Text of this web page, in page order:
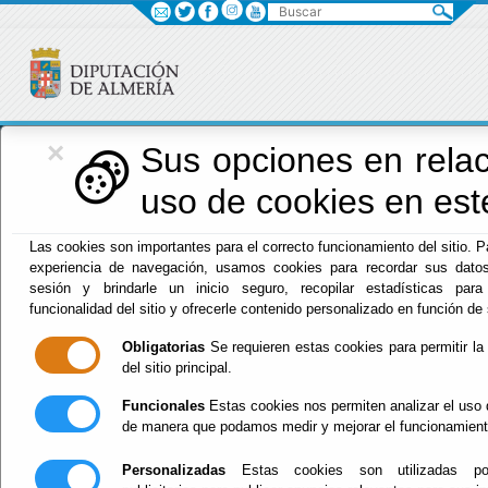
×
Sus opciones en
uso de cookies en
Las cookies son importantes para el correcto funcionamiento del sitio.
experiencia de navegación, usamos cookies para recordar sus
sesión y brindarle un inicio seguro, recopilar estadísticas
funcionalidad del sitio y ofrecerle contenido personalizado en función
Obligatorias Se requieren estas cookies para permitir la
del sitio principal.
Funcionales Estas cookies nos permiten analizar el uso
de manera que podamos medir y mejorar el
Personalizadas Estas cookies son utilizadas
Diputación
Inicio -Diputación - Resoluciones Contestación a
Solicitudes de Información Pública
Resoluciones
Contestación a
Solicitudes de
Buscar